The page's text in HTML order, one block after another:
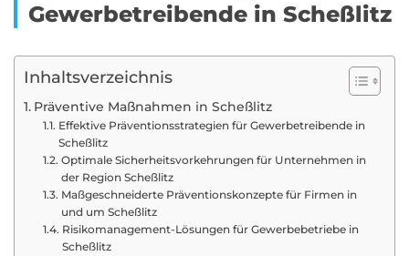
Gewerbetreibende in Scheßlitz
Inhaltsverzeichnis
Präventive Maßnahmen in Scheßlitz
Effektive Präventionsstrategien für Gewerbetreibende in
Scheßlitz
Optimale Sicherheitsvorkehrungen für Unternehmen in
der Region Scheßlitz
Maßgeschneiderte Präventionskonzepte für Firmen in
und um Scheßlitz
Risikomanagement-Lösungen für Gewerbebetriebe in
Scheßlitz